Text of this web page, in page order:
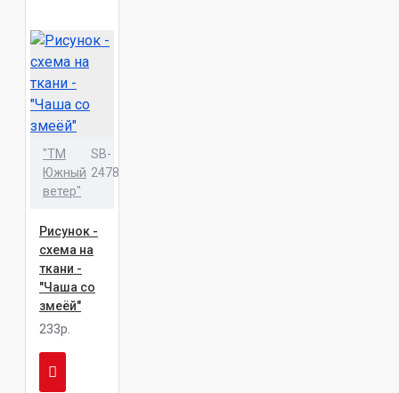
"ТМ
Южный
ветер"
SB-
2478
Рисунок -
схема на
ткани -
"Чаша со
змеёй"
233р.